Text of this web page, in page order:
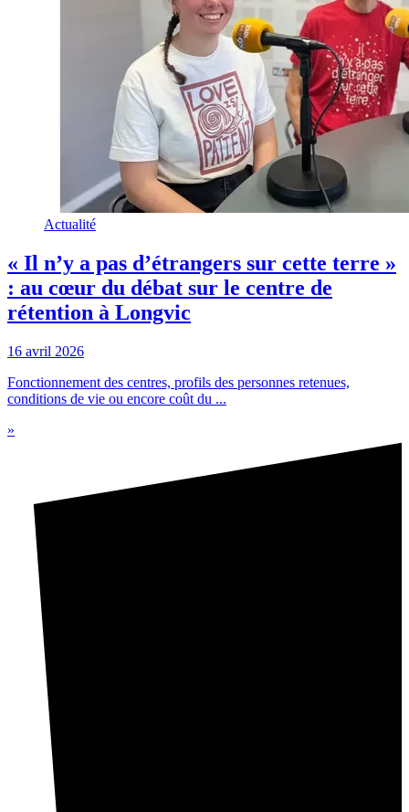
Actualité
« Il n’y a pas d’étrangers sur cette terre »
: au cœur du débat sur le centre de
rétention à Longvic
16 avril 2026
Fonctionnement des centres, profils des personnes retenues,
conditions de vie ou encore coût du ...
»